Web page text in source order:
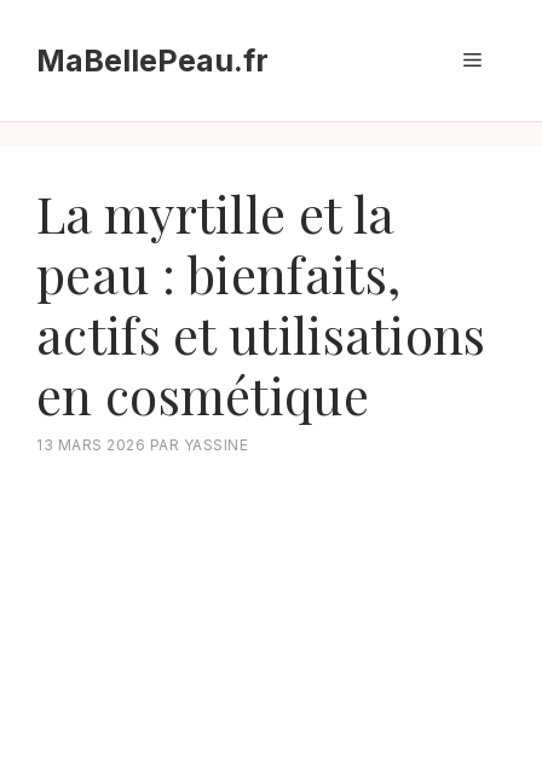
contenuMaBellePeau.fr Menu
La myrtille et la
peau : bienfaits,
actifs et utilisations
en cosmétique
13 MARS 2026 PAR YASSINE